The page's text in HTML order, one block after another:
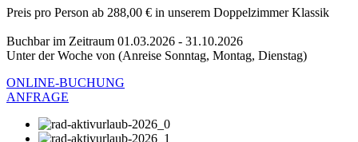
Preis pro Person ab 288,00 € in unserem Doppelzimmer Klassik
Buchbar im Zeitraum 01.03.2026 - 31.10.2026
Unter der Woche von (Anreise Sonntag, Montag, Dienstag)
ONLINE-BUCHUNG
ANFRAGE